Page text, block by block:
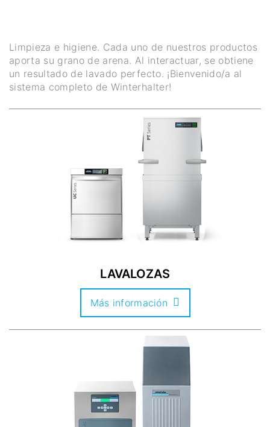
Limpieza e higiene. Cada uno de nuestros productos
aporta su grano de arena. Al interactuar, se obtiene
un resultado de lavado perfecto. ¡Bienvenido/a al
sistema completo de Winterhalter!
LAVALOZAS
Más información